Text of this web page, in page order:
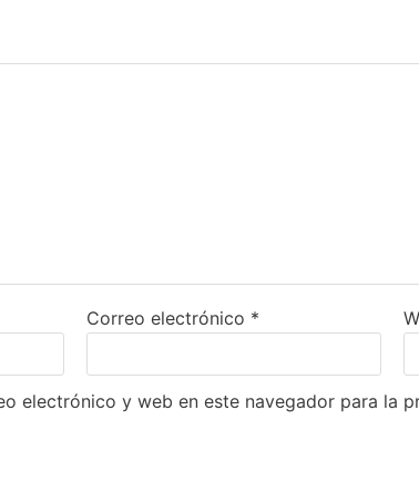
Correo electrónico *
electrónico y web en este navegador para la